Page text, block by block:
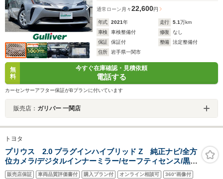
通常ローン 月々22,600円
年式 2021年 走行 5.1万km
車検
車検整備付 修復
なし
保証
保証付 整備
法定整備付
住所
岩手県一関市
無
料
今すぐ在庫確認・見積依頼
電話する
カーセンサーアフター保証がBプランに付いています
販売店： ガリバー 一関店
トヨタ
プリウス 2.0 プラグインハイブリッド Z 純正ナビ/全方
位カメラ/デジタルインナーミラー/セーフティセンス/黒革
シート/シートヒーター/シートクーラー/ステアリングヒー
販売店保証 車両品質評価書付 購入プラン付 オンライン相談可 360°画像付